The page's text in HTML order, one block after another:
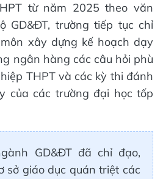
từ năm 2025 theo văn
GD&ĐT, trường tiếp tục chỉ
xây dựng kế hoạch dạy
ngân hàng các câu hỏi phù
THPT và các kỳ thi đánh
của các trường đại học tốp
GD&ĐT đã chỉ đạo,
sở giáo dục quán triệt các